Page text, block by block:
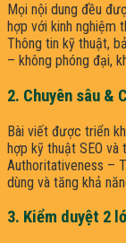
Mọi nội dung đều
hợp với kinh nghiệm
Thông tin kỹ thuật,
– không phóng đại,
2. Chuyên sâu &
Bài viết được triển
hợp kỹ thuật SEO
Authoritativeness –
dùng và tăng khả
3. Kiểm duyệt 2